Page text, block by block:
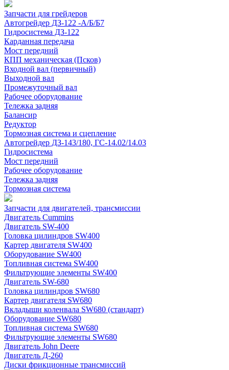
Запчасти для грейдеров
Автогрейдер ДЗ-122 -А/Б/Б7
Гидросистема ДЗ-122
Карданная передача
Мост передний
КПП механическая (Псков)
Входной вал (первичный)
Выходной вал
Промежуточный вал
Рабочее оборудование
Тележка задняя
Балансир
Редуктор
Тормозная система и сцепление
Автогрейдер ДЗ-143/180, ГС-14.02/14.03
Гидросистема
Мост передний
Рабочее оборудование
Тележка задняя
Тормозная система
Запчасти для двигателей, трансмиссии
Двигатель Cummins
Двигатель SW-400
Головка цилиндров SW400
Картер двигателя SW400
Оборудование SW400
Топливная система SW400
Фильтрующие элементы SW400
Двигатель SW-680
Головка цилиндров SW680
Картер двигателя SW680
Вкладыши коленвала SW680 (стандарт)
Оборудование SW680
Топливная система SW680
Фильтрующие элементы SW680
Двигатель John Deere
Двигатель Д-260
Диски фрикционные трансмиссий